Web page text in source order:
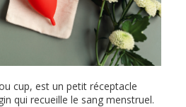
cup, est un petit réceptacle
qui recueille le sang menstruel.